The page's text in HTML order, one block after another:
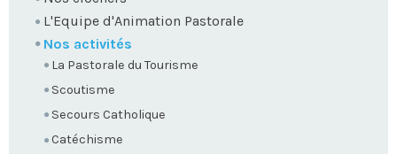
L'Equipe d'Animation Pastorale
Nos activités
La Pastorale du Tourisme
Scoutisme
Secours Catholique
Catéchisme